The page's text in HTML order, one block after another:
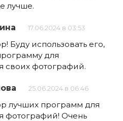
лучше.
17.06.2024 в 03:53
Буду использовать его,
для
своих фотографий.
25.06.2024 в 06:46
лучших программ для
фотографий! Очень